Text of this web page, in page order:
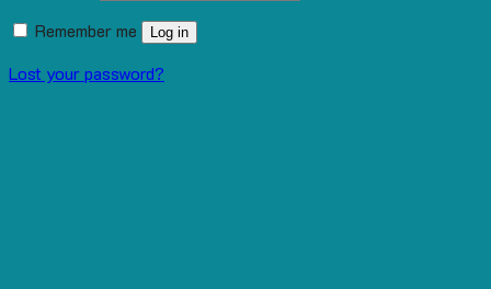
Remember me
Log in
Lost your password?